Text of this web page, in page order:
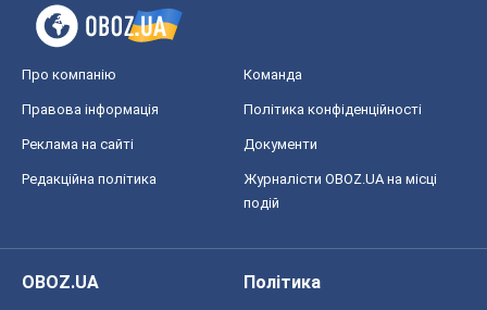
Про компанію Команда
Правова інформація Політика конфіденційності
Реклама на сайті Документи
Редакційна політика
Журналісти OBOZ.UA на місці
подій
OBOZ.UA
Політика